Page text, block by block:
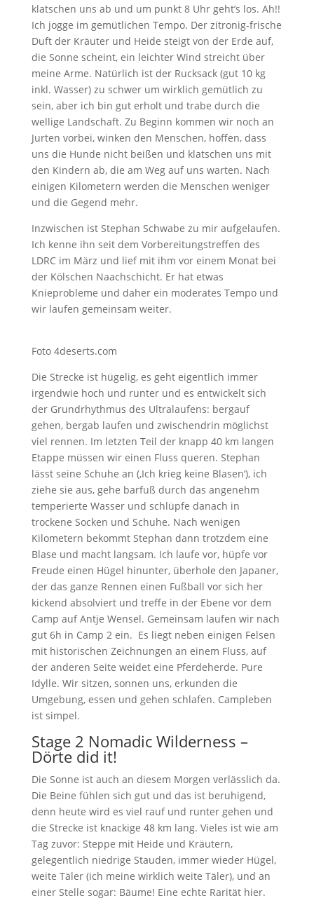
klatschen uns ab und um punkt 8 Uhr geht’s los. Ah!!
Ich jogge im gemütlichen Tempo. Der zitronig-frische
Duft der Kräuter und Heide steigt von der Erde auf,
die Sonne scheint, ein leichter Wind streicht über
meine Arme. Natürlich ist der Rucksack (gut 10 kg
inkl. Wasser) zu schwer um wirklich gemütlich zu
sein, aber ich bin gut erholt und trabe durch die
wellige Landschaft. Zu Beginn kommen wir noch an
Jurten vorbei, winken den Menschen, hoffen, dass
uns die Hunde nicht beißen und klatschen uns mit
den Kindern ab, die am Weg auf uns warten. Nach
einigen Kilometern werden die Menschen weniger
und die Gegend mehr.
Inzwischen ist Stephan Schwabe zu mir aufgelaufen.
Ich kenne ihn seit dem Vorbereitungstreffen des
LDRC im März und lief mit ihm vor einem Monat bei
der Kölschen Naachschicht. Er hat etwas
Knieprobleme und daher ein moderates Tempo und
wir laufen gemeinsam weiter.
Foto 4deserts.com
Die Strecke ist hügelig, es geht eigentlich immer
irgendwie hoch und runter und es entwickelt sich
der Grundrhythmus des Ultralaufens: bergauf
gehen, bergab laufen und zwischendrin möglichst
viel rennen. Im letzten Teil der knapp 40 km langen
Etappe müssen wir einen Fluss queren. Stephan
lässt seine Schuhe an (‚Ich krieg keine Blasen‘), ich
ziehe sie aus, gehe barfuß durch das angenehm
temperierte Wasser und schlüpfe danach in
trockene Socken und Schuhe. Nach wenigen
Kilometern bekommt Stephan dann trotzdem eine
Blase und macht langsam. Ich laufe vor, hüpfe vor
Freude einen Hügel hinunter, überhole den Japaner,
der das ganze Rennen einen Fußball vor sich her
kickend absolviert und treffe in der Ebene vor dem
Camp auf Antje Wensel. Gemeinsam laufen wir nach
gut 6h in Camp 2 ein. Es liegt neben einigen Felsen
mit historischen Zeichnungen an einem Fluss, auf
der anderen Seite weidet eine Pferdeherde. Pure
Idylle. Wir sitzen, sonnen uns, erkunden die
Umgebung, essen und gehen schlafen. Campleben
ist simpel.
Stage 2 Nomadic Wilderness –
Dörte did it!
Die Sonne ist auch an diesem Morgen verlässlich da.
Die Beine fühlen sich gut und das ist beruhigend,
denn heute wird es viel rauf und runter gehen und
die Strecke ist knackige 48 km lang. Vieles ist wie am
Tag zuvor: Steppe mit Heide und Kräutern,
gelegentlich niedrige Stauden, immer wieder Hügel,
weite Täler (ich meine wirklich weite Täler), und an
einer Stelle sogar: Bäume! Eine echte Rarität hier.